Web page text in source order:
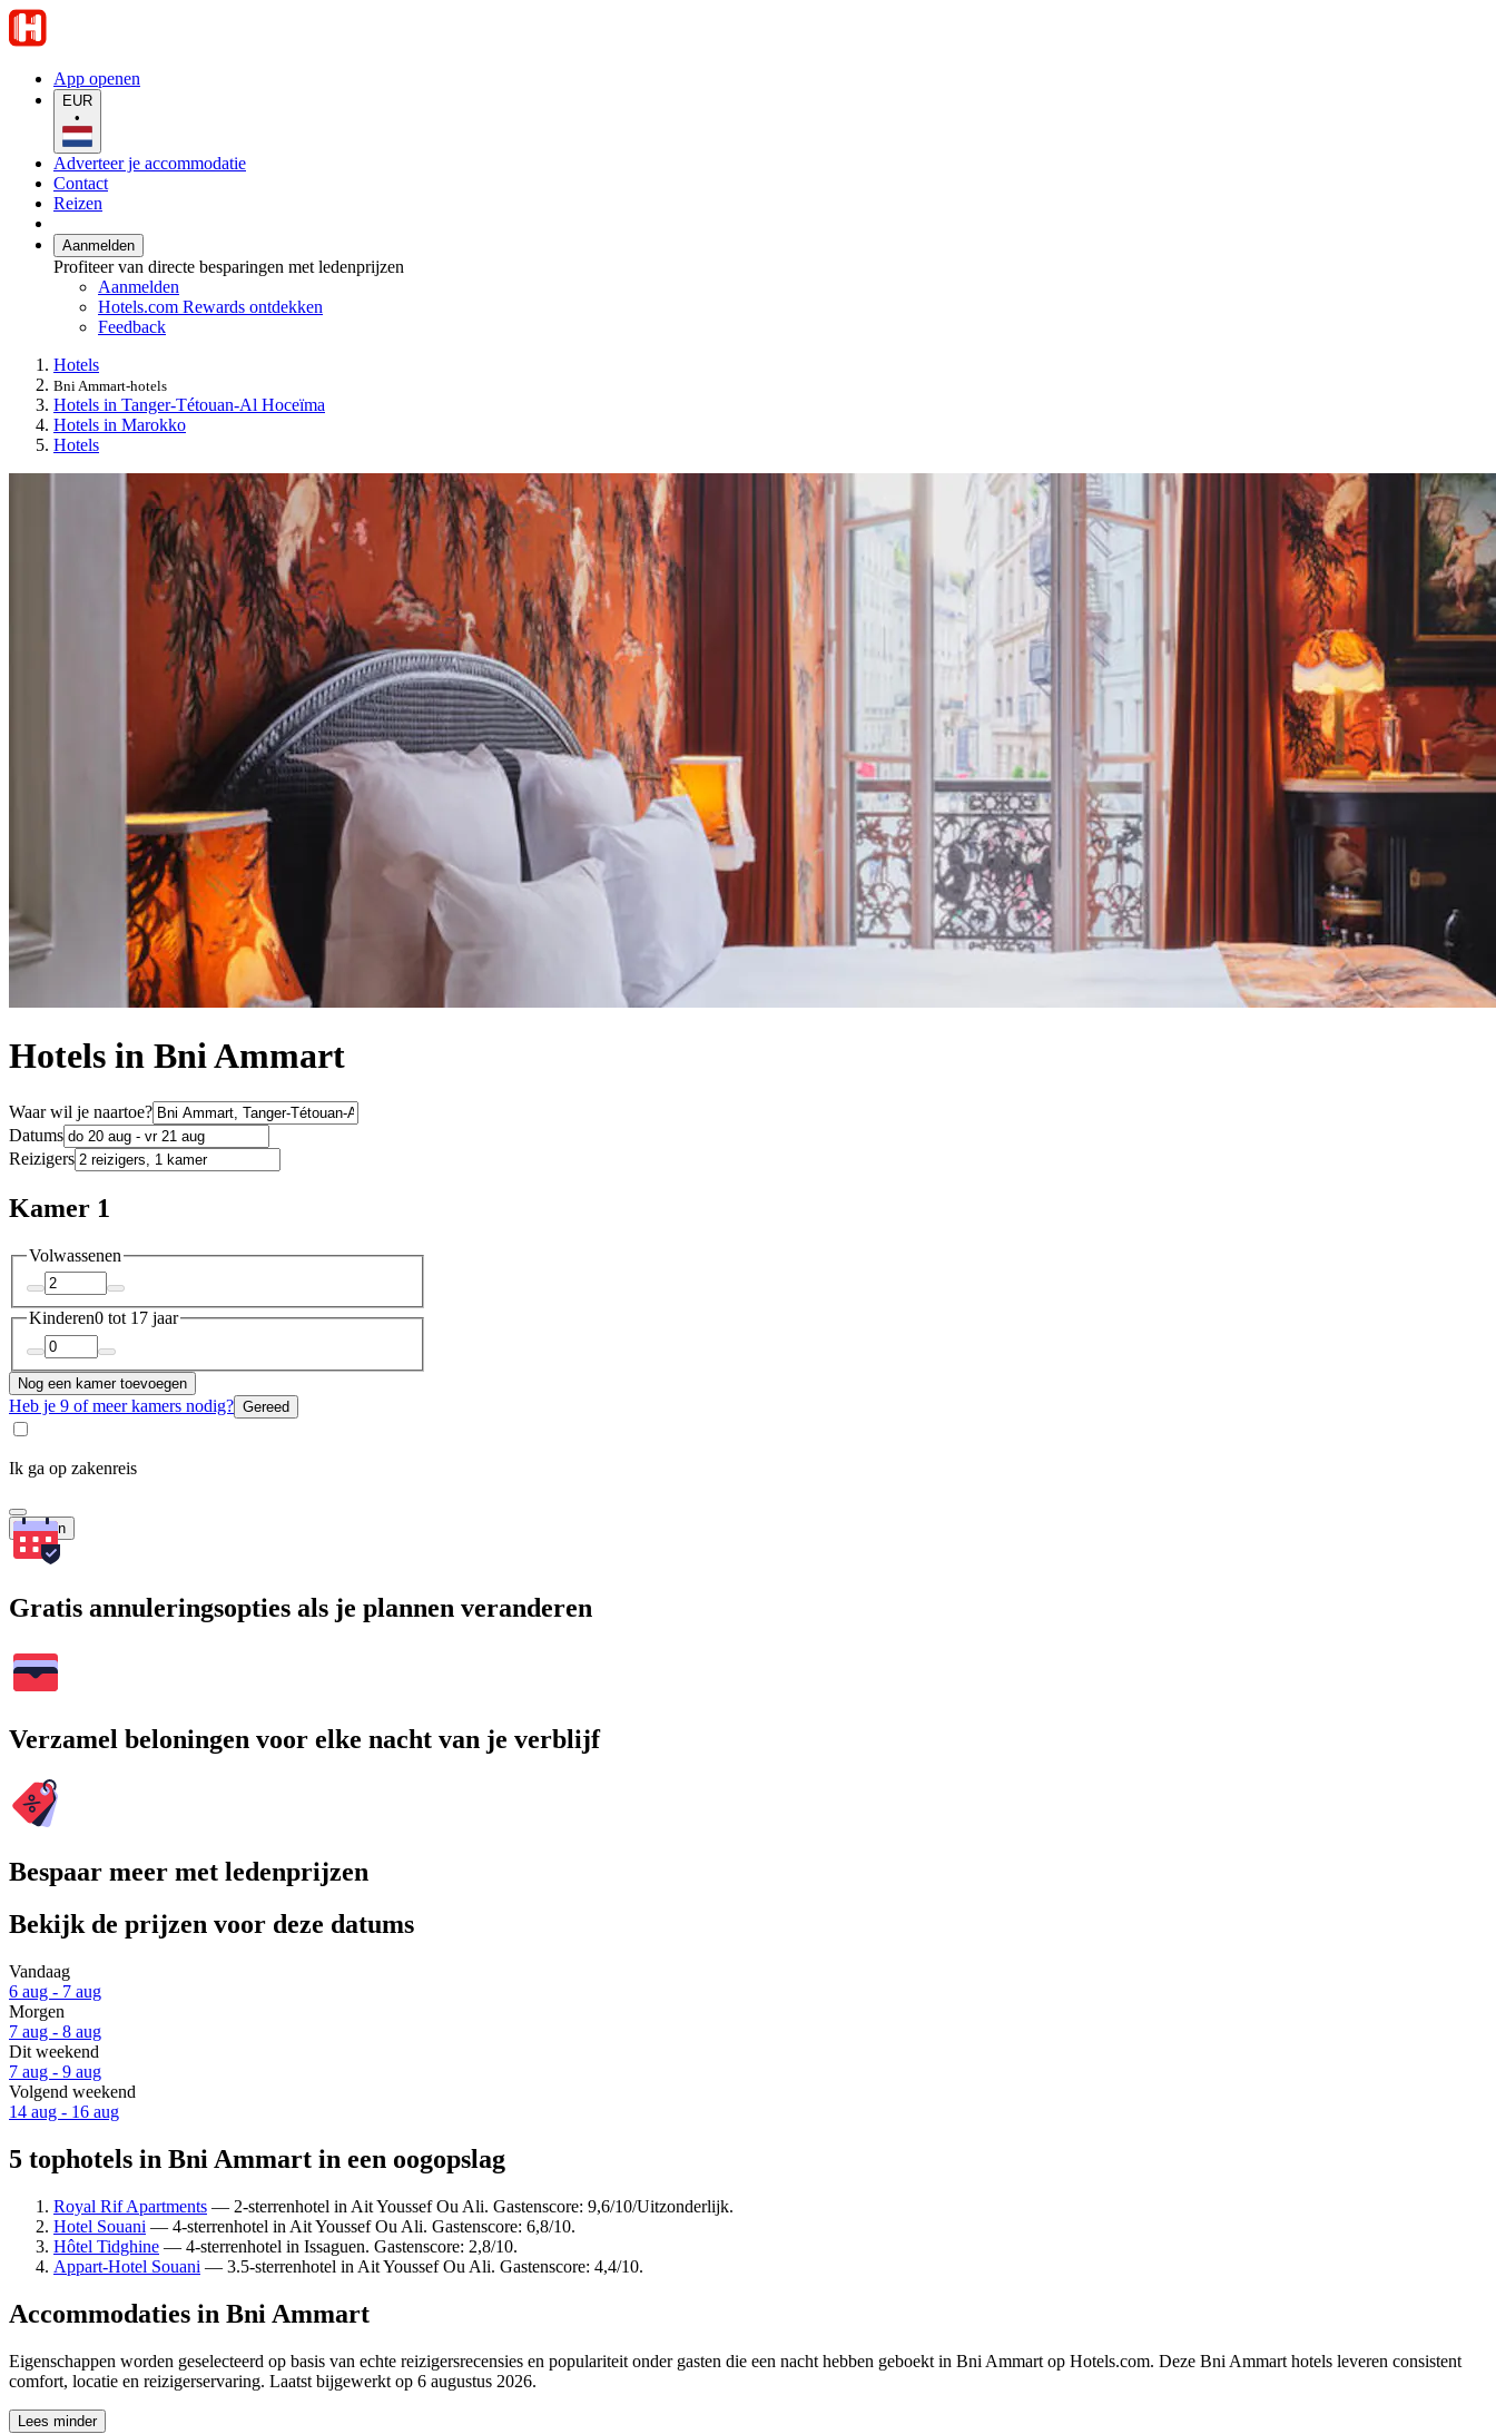
App openen
EUR
•
Adverteer je accommodatie
Contact
Reizen
Aanmelden
Profiteer van directe besparingen met ledenprijzen
Aanmelden
Hotels.com Rewards ontdekken
Feedback
Hotels
Bni Ammart-hotels
Hotels in Tanger-Tétouan-Al Hoceïma
Hotels in Marokko
Hotels
Hotels in Bni Ammart
Waar wil je naartoe?
Datums
Reizigers
Kamer 1
Volwassenen
Kinderen0 tot 17 jaar
Nog een kamer toevoegen
Heb je 9 of meer kamers nodig? Gereed
Ik ga op zakenreis
Zoeken
Gratis annuleringsopties als je plannen veranderen
Verzamel beloningen voor elke nacht van je verblijf
Bespaar meer met ledenprijzen
Bekijk de prijzen voor deze datums
Vandaag
6 aug - 7 aug
Morgen
7 aug - 8 aug
Dit weekend
7 aug - 9 aug
Volgend weekend
14 aug - 16 aug
5 tophotels in Bni Ammart in een oogopslag
Royal Rif Apartments — 2-sterrenhotel in Ait Youssef Ou Ali. Gastenscore: 9,6/10/Uitzonderlijk.
Hotel Souani — 4-sterrenhotel in Ait Youssef Ou Ali. Gastenscore: 6,8/10.
Hôtel Tidghine — 4-sterrenhotel in Issaguen. Gastenscore: 2,8/10.
Appart-Hotel Souani — 3.5-sterrenhotel in Ait Youssef Ou Ali. Gastenscore: 4,4/10.
Accommodaties in Bni Ammart
Eigenschappen worden geselecteerd op basis van echte reizigersrecensies en populariteit onder gasten die een nacht hebben geboekt in Bni Ammart op Hotels.com. Deze Bni Ammart hotels leveren consistent
comfort, locatie en reizigerservaring. Laatst bijgewerkt op 6 augustus 2026.
Lees minder